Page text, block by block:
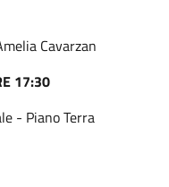
Cavarzan
17:30
- Piano Terra